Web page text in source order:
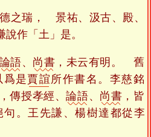
之瑞， 景祐、汲古、殿、
作「土」是。
論語、 尚書 ，未云有明。 舊
爲是 賈誼所作書名。李慈銘
傳授孝經、論語、 尚書 ，皆
。王先謙、楊樹達都從李